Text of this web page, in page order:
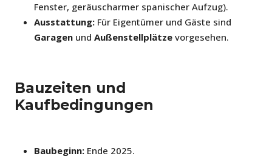
Fenster, geräuscharmer spanischer Aufzug).
Ausstattung: Für Eigentümer und Gäste sind
Garagen und Außenstellplätze vorgesehen.
Bauzeiten und
Kaufbedingungen
Baubeginn: Ende 2025.